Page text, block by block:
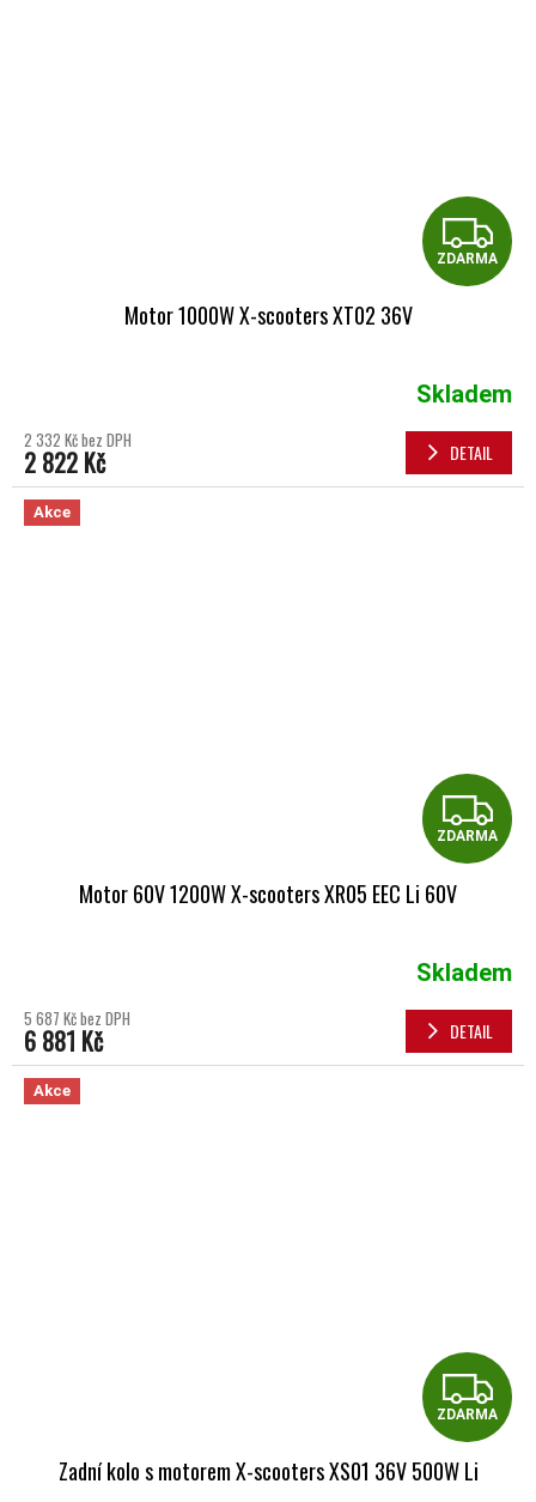
ZDARMA
Motor 1000W X-scooters XT02 36V
Skladem
2 332 Kč bez DPH
2 822 Kč DETAIL
Akce
ZDARMA
Motor 60V 1200W X-scooters XR05 EEC Li 60V
Skladem
5 687 Kč bez DPH
6 881 Kč DETAIL
Akce
ZDARMA
Zadní kolo s motorem X-scooters XS01 36V 500W Li